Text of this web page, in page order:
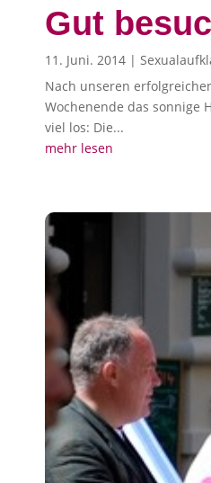
Gut
11. Juni. 2014 |
Nach unseren
Wochenende das sonnige
viel los: Die...
mehr lesen